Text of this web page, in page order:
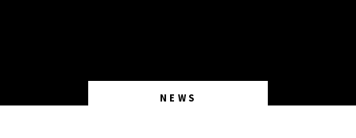
NEWS